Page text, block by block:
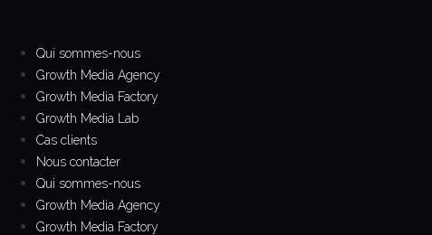
contenuQui sommes-nous
Growth Media Agency
Growth Media Factory
Growth Media Lab
Cas clients
Nous contacter
Qui sommes-nous
Growth Media Agency
Growth Media Factory